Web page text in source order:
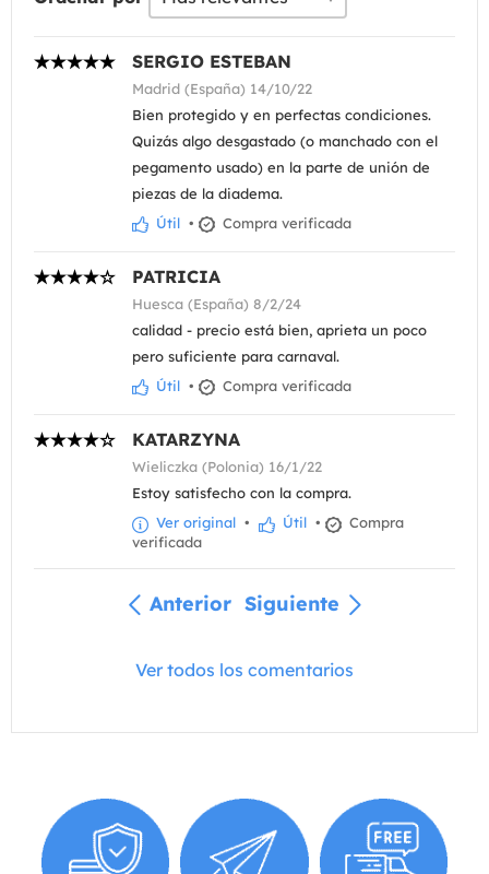
SERGIO ESTEBAN
Madrid (España) 14/10/22
Bien protegido y en perfectas condiciones.
Quizás algo desgastado (o manchado con el
pegamento usado) en la parte de unión de
piezas de la diadema.
Útil • Compra verificada
PATRICIA
Huesca (España) 8/2/24
calidad - precio está bien, aprieta un poco
pero suficiente para carnaval.
Útil • Compra verificada
KATARZYNA
Wieliczka (Polonia) 16/1/22
Estoy satisfecho con la compra.
Ver original • Útil •
Compra
verificada
Anterior Siguiente
Ver todos los comentarios